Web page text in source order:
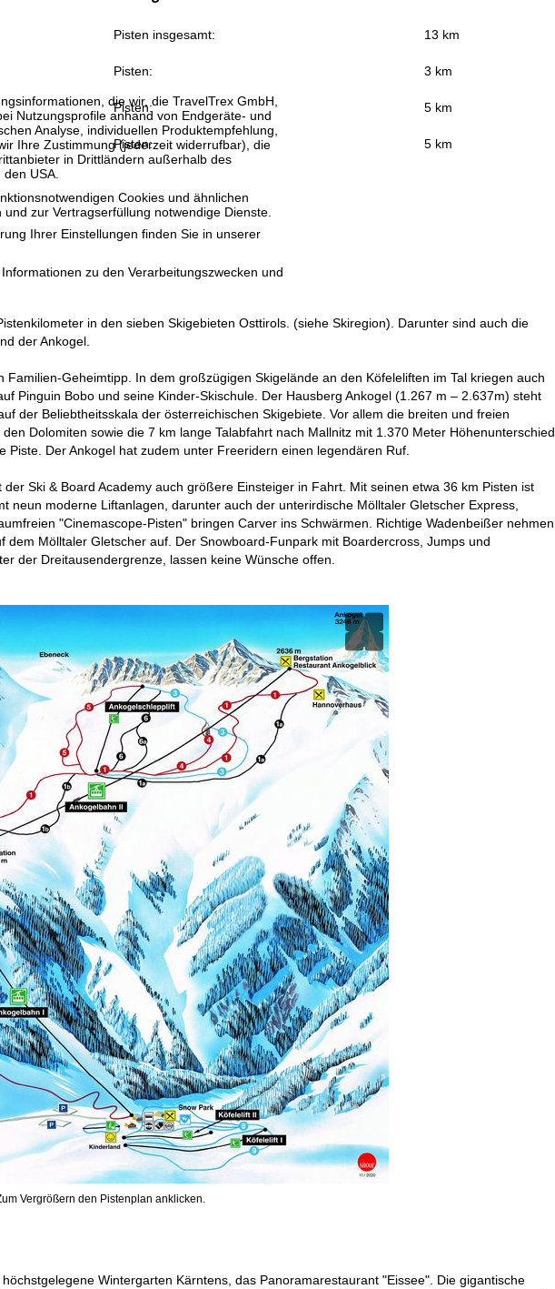
die wir, die TravelTrex GmbH,
Nutzungsprofile anhand von Endgeräte- und
Analyse, individuellen Produktempfehlung,
Ihre Zustimmung (jederzeit widerrufbar), die
in Drittländern außerhalb des
USA.
Cookies und ähnlichen
zur Vertragserfüllung notwendige Dienste.
Ihrer Einstellungen finden Sie in unserer
. Informationen zu den Verarbeitungszwecken und
Pisten insgesamt: 13 km
Pisten: 3 km
Pisten: 5 km
Pisten: 5 km
in den sieben Skigebieten Osttirols. (siehe Skiregion). Darunter sind auch die
der Ankogel.
Geheimtipp. In dem großzügigen Skigelände an den Köfeleliften im Tal kriegen auch
Pinguin Bobo und seine Kinder-Skischule. Der Hausberg Ankogel (1.267 m – 2.637m) steht
der Beliebtheitsskala der österreichischen Skigebiete. Vor allem die breiten und freien
Dolomiten sowie die 7 km lange Talabfahrt nach Mallnitz mit 1.370 Meter Höhenunterschied
Der Ankogel hat zudem unter Freeridern einen legendären Ruf.
Ski & Board Academy auch größere Einsteiger in Fahrt. Mit seinen etwa 36 km Pisten ist
neun moderne Liftanlagen, darunter auch der unterirdische Mölltaler Gletscher Express,
"Cinemascope-Pisten" bringen Carver ins Schwärmen. Richtige Wadenbeißer nehmen
Mölltaler Gletscher auf. Der Snowboard-Funpark mit Boardercross, Jumps und
der Dreitausendergrenze, lassen keine Wünsche offen.
Vergrößern den Pistenplan anklicken.
Wintergarten Kärntens, das Panoramarestaurant "Eissee". Die gigantische